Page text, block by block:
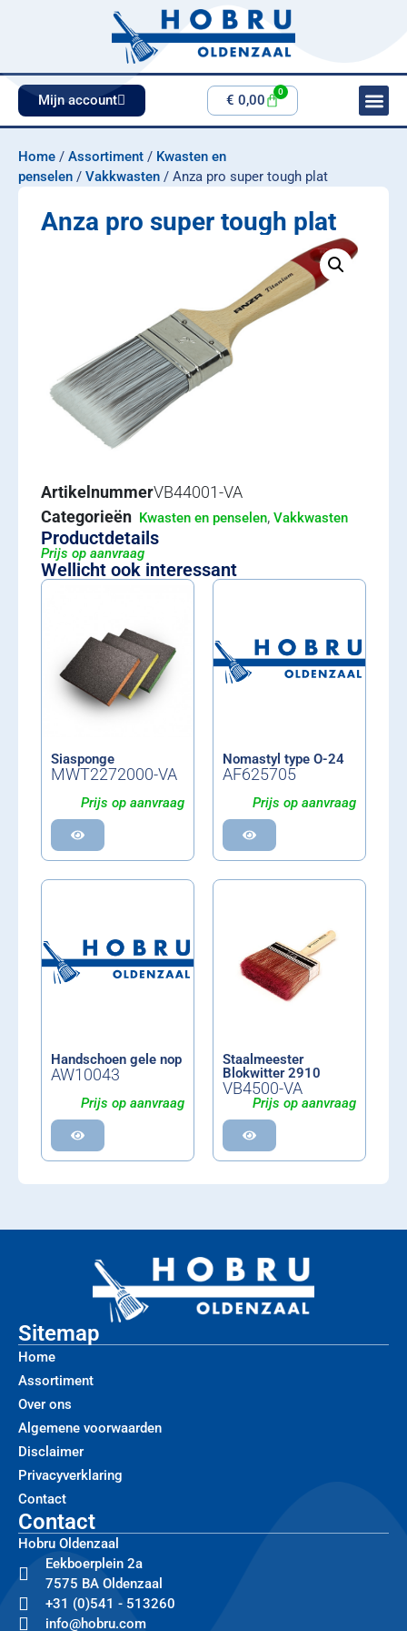
Mijn account € 0,00
0
Home / Assortiment / Kwasten en
penselen / Vakkwasten / Anza pro super tough plat
Anza pro super tough plat
ArtikelnummerVB44001-VA
Categorieën Kwasten en penselen, Vakkwasten
Productdetails
Prijs op aanvraag
Wellicht ook interessant
Siasponge
MWT2272000-VA
Prijs op aanvraag
Nomastyl type O-24
AF625705
Prijs op aanvraag
Handschoen gele nop
AW10043
Prijs op aanvraag
Staalmeester
Blokwitter 2910
VB4500-VA
Prijs op aanvraag
Sitemap
Home
Assortiment
Over ons
Algemene voorwaarden
Disclaimer
Privacyverklaring
Contact
Contact
Hobru Oldenzaal
Eekboerplein 2a
7575 BA Oldenzaal
+31 (0)541 - 513260
info@hobru.com